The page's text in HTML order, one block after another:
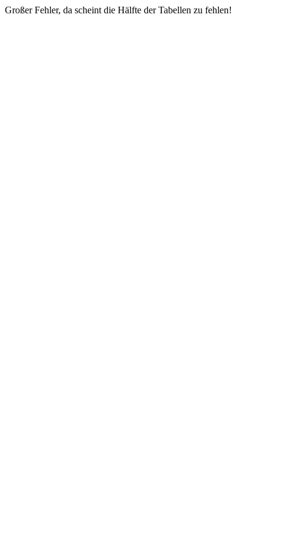
Großer Fehler, da scheint die Hälfte der Tabellen zu fehlen!